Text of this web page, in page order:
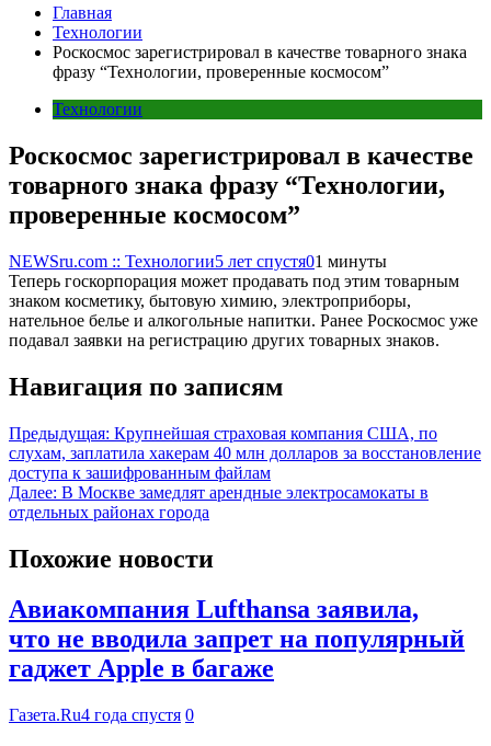
Главная
Технологии
Роскосмос зарегистрировал в качестве товарного знака
фразу “Технологии, проверенные космосом”
Технологии
Роскосмос зарегистрировал в качестве
товарного знака фразу “Технологии,
проверенные космосом”
NEWSru.com :: Технологии5 лет спустя01 минуты
Теперь госкорпорация может продавать под этим товарным
знаком косметику, бытовую химию, электроприборы,
нательное белье и алкогольные напитки. Ранее Роскосмос уже
подавал заявки на регистрацию других товарных знаков.
Навигация по записям
Предыдущая: Крупнейшая страховая компания США, по
слухам, заплатила хакерам 40 млн долларов за восстановление
доступа к зашифрованным файлам
Далее: В Москве замедлят арендные электросамокаты в
отдельных районах города
Похожие новости
Авиакомпания Lufthansa заявила,
что не вводила запрет на популярный
гаджет Apple в багаже
Газета.Ru4 года спустя 0